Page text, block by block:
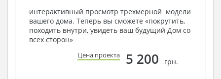
условий, за дополнительную плату.
Получить профессиональную консультацию у
наших специалистов, Вы можете любым
способом связи: закажите обратный звонок,
по viber, e-mail, телефон -
интерактивный просмотр трехмерной модели
вашего дома. Теперь вы сможете «покрутить,
походить внутри, увидеть ваш будущий Дом со
всех сторон»
Цена проекта 5 200 грн.